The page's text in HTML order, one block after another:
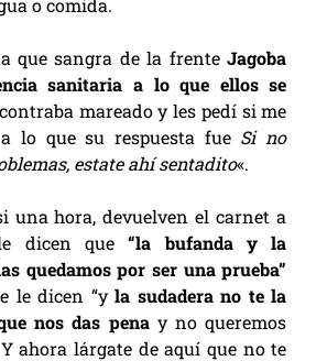
o comida.
que sangra de la frenteJagoba
sanitaria a lo que ellos se
mareado y les pedí si me
lo que su respuesta fue Si no
estate ahí sentadito«.
una hora, devuelven el carnet a
dicen que “la bufanda y la
quedamos por ser una prueba”
le dicen “yla sudadera no te la
nos das penay no queremos
ahora lárgate de aquí que no te